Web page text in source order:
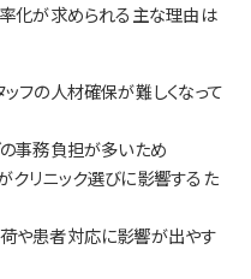
率化が求められる主な理由は
フの人材確保が難しくなって
事務負担が多いため
リニック選びに影響するた
や患者対応に影響が出やす